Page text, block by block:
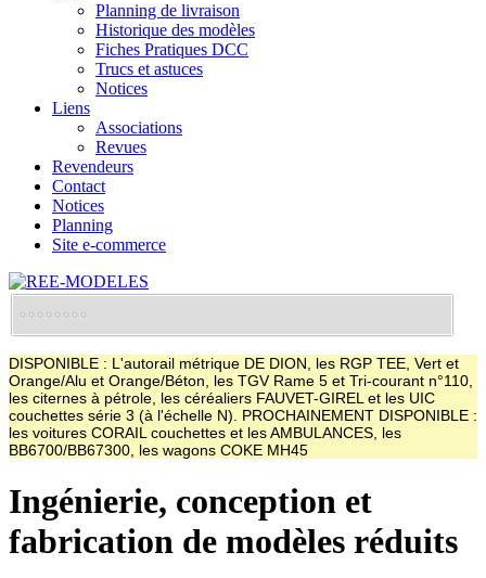
Planning de livraison
Historique des modèles
Fiches Pratiques DCC
Trucs et astuces
Notices
Liens
Associations
Revues
Revendeurs
Contact
Notices
Planning
Site e-commerce
DISPONIBLE : L'autorail métrique DE DION, les RGP TEE, Vert et
Orange/Alu et Orange/Béton, les TGV Rame 5 et Tri-courant n°110,
les citernes à pétrole, les céréaliers FAUVET-GIREL et les UIC
couchettes série 3 (à l'échelle N). PROCHAINEMENT DISPONIBLE :
les voitures CORAIL couchettes et les AMBULANCES, les
BB6700/BB67300, les wagons COKE MH45
Ingénierie, conception et
fabrication de modèles réduits